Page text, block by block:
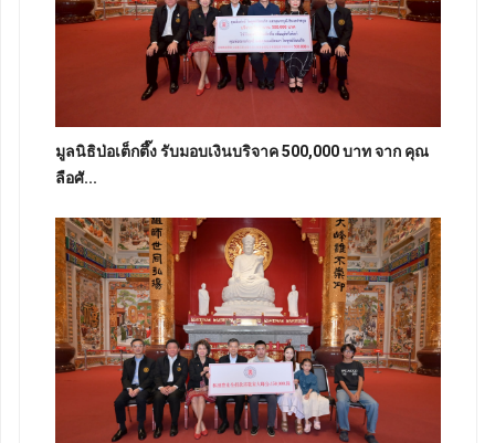
มูลนิธิป่อเต็กตึ๊ง รับมอบเงินบริจาค 500,000 บาท จาก คุณ
ลือศั...